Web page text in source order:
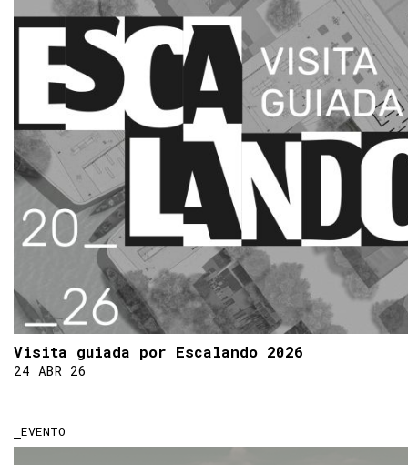
Visita guiada por Escalando 2026
24 ABR 26
EVENTO